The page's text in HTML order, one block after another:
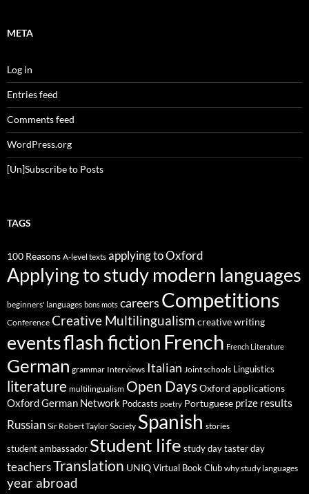
META
Log in
Entries feed
Comments feed
WordPress.org
[Un]Subscribe to Posts
TAGS
100 Reasons A-level texts applying to Oxford
Applying to study modern languages
beginners' languages bons mots careers Competitions
Conference Creative Multilingualism creative writing
eventsflash fiction French French Literature
German grammar Interviews Italian Joint schools Linguistics
literature multilingualism Open DaysOxford applications
Oxford German Network Podcasts poetry Portuguese prize results
Russian Sir Robert Taylor Society Spanish stories
student ambassador Student life study daytaster day
teachersTranslation UNIQVirtual Book Club why study languages
year abroad